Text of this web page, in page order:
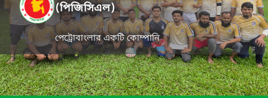
(পিজিসিএল)
পেট্রোবাংলার একটি কোম্পানি